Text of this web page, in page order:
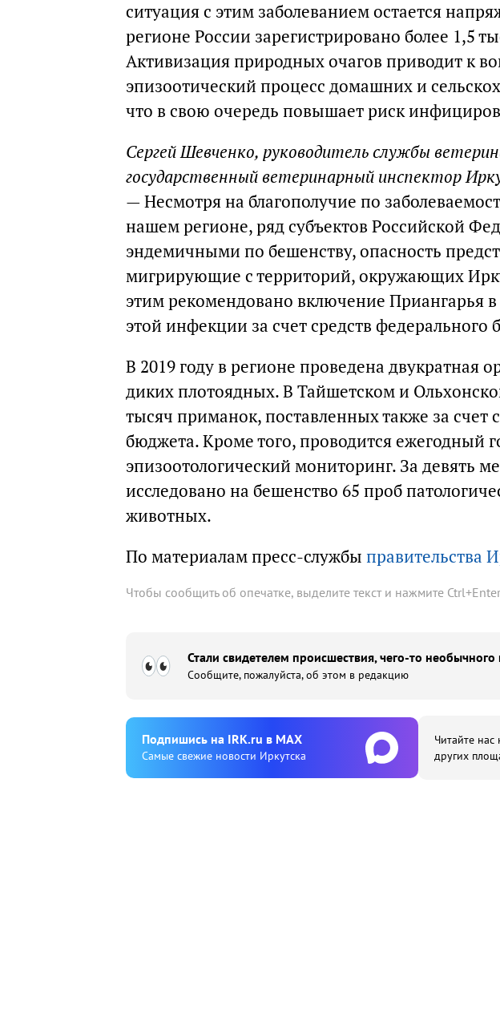
ситуация с этим заболеванием остается
регионе России зарегистрировано более 1,5
Активизация природных очагов приводит к
эпизоотический процесс домашних и
что в свою очередь повышает риск
Сергей Шевченко, руководитель службы
государственный ветеринарный инспектор
— Несмотря на благополучие по
нашем регионе, ряд субъектов Российской
эндемичными по бешенству, опасность
мигрирующие с территорий, окружающих
этим рекомендовано включение Приангарья
этой инфекции за счет средств федерального
В 2019 году в регионе проведена двукратная
диких плотоядных. В Тайшетском и
тысяч приманок, поставленных также за счет
бюджета. Кроме того, проводится ежегодный
эпизоотологический мониторинг. За девять
исследовано на бешенство 65 проб
животных.
По материалам пресс-службы правительства
Чтобы сообщить об опечатке, выделите текст и нажмите Ctrl+Enter
Стали свидетелем происшествия, чего-то необычного
Сообщите, пожалуйста, об этом в редакцию
Подпишиcь на IRK.ru в MAX
Cамые свежие новости Иркутска
Читайте нас
других